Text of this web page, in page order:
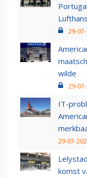
29-
wilde
29-
IT-
29-07-
komst